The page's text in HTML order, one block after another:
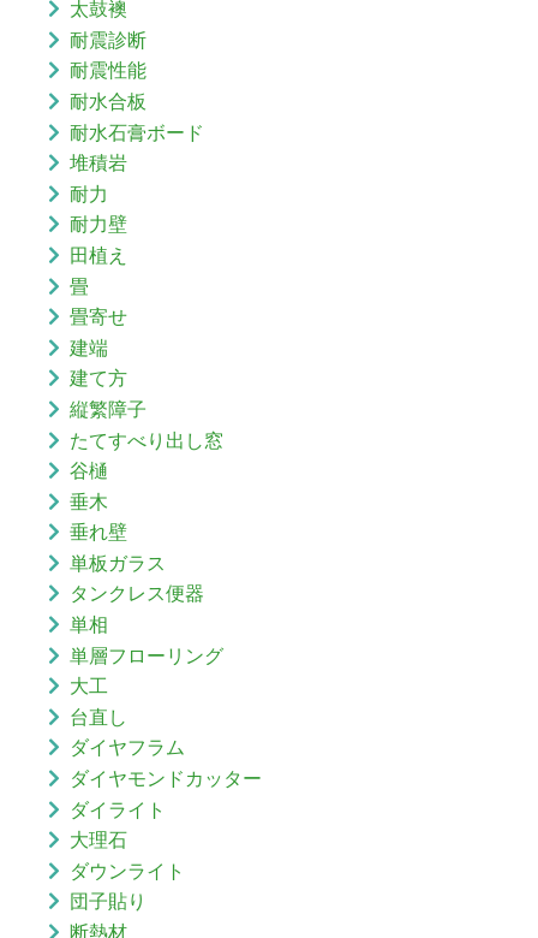
太鼓襖
耐震診断
耐震性能
耐水合板
耐水石膏ボード
堆積岩
耐力
耐力壁
田植え
畳
畳寄せ
建端
建て方
縦繁障子
たてすべり出し窓
谷樋
垂木
垂れ壁
単板ガラス
タンクレス便器
単相
単層フローリング
大工
台直し
ダイヤフラム
ダイヤモンドカッター
ダイライト
大理石
ダウンライト
団子貼り
断熱材